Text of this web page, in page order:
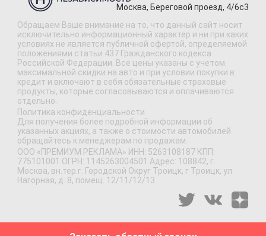
Москва, Береговой проезд, 4/6с3
Обращаем Ваше внимание на то, что данный сайт носит
исключительно информационный характер и ни при каких
условиях не является публичной офертой, определяемой
положениями статьи 437 Гражданского кодекса
Российской Федерации. Все цены указаны с учетом
максимальной скидки на авто и при условии покупки в
кредит и включают в себя обязательные страховые
продукты, которые согласовываются и оплачиваются
отдельно.
Политика конфиденциальности
Для получения более подробной информации об
указанных акциях, а также о стоимости автомобилей
обращайтесь к менеджерам по продажам.
ООО «ПРЕМИУМ РЕКЛАМА» ИНН: 5263108187 КПП:
775101001 ОГРН: 1145263004501 Адрес: 108842, г.
Москва, вн.тер.г. Городской Округ Троицк, г Троицк, ул
Нагорная, д. 8, помещ. 12/11/12/13